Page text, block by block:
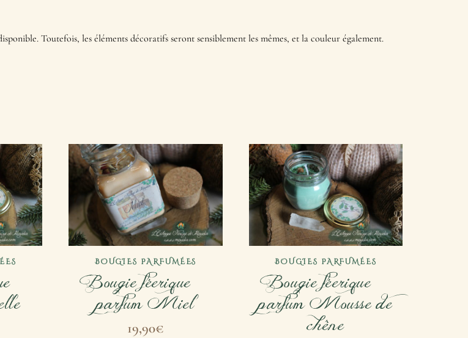
Toutefois, les éléments décoratifs seront sensiblement les mêmes, et la couleur également.
–
BOUGIES PARFUMÉES
Bougie féerique –
parfum Miel
19,90€
BOUGIES PARFUMÉES
Bougie féerique –
parfum Mousse de
chêne